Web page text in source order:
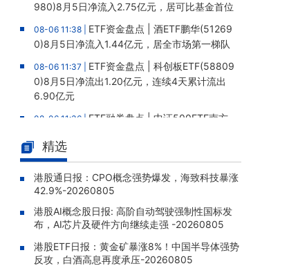
980)8月5日净流入2.75亿元，居可比基金首位
08-06 11:38 | ETF资金盘点 | 酒ETF鹏华(51269
0)8月5日净流入1.44亿元，居全市场第一梯队
08-06 11:37 | ETF资金盘点 | 科创板ETF(58809
0)8月5日净流出1.20亿元，连续4天累计流出
6.90亿元
08-06 11:36 | ETF融券盘点 | 中证500ETF南方
场第一
08-06 11:33 |
泰柏瑞(513310)8月5日融资净买入6020.22万
08-06 11:32 |ETF融资盘点 | 消费ETF汇添富(15
比基金首位
精选
港股通日报：CPO概念强势爆发，海致科技暴涨
42.9%-20260805
港股AI概念股日报: 高阶自动驾驶强制性国标发
布，AI芯片及硬件方向继续走强 -20260805
港股ETF日报：黄金矿暴涨8%！中国半导体强势
反攻，白酒高息再度承压-20260805